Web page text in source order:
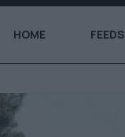
HOME FEEDS